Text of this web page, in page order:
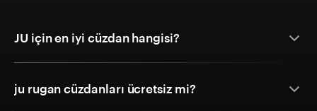
JU için en iyi cüzdan hangisi?
ju rugan cüzdanları ücretsiz mi?